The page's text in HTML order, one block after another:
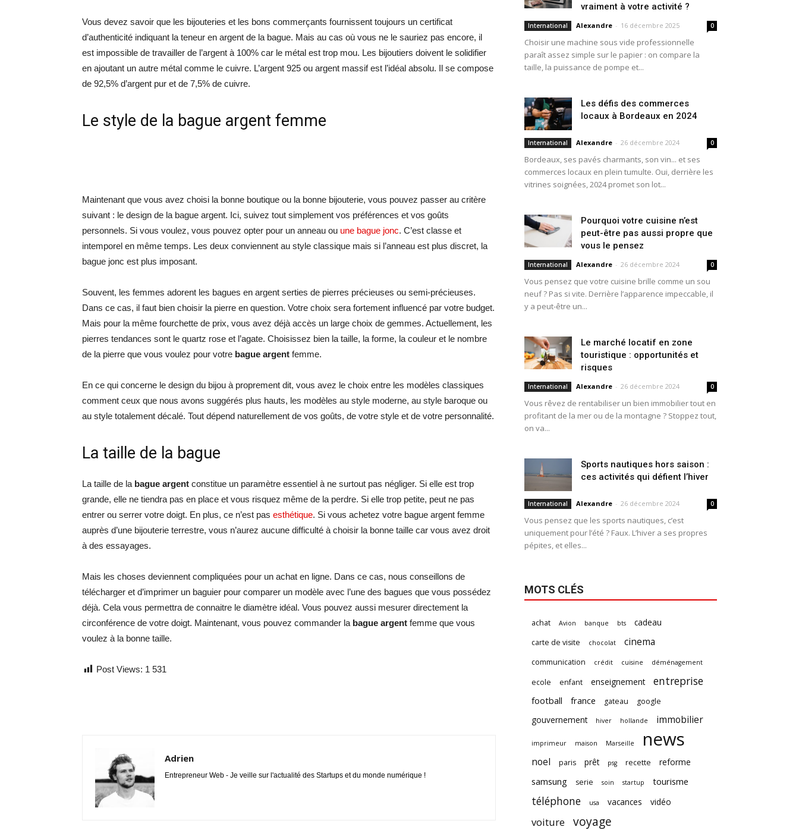
Vous devez savoir que les bijouteries et les bons commerçants fournissent toujours un certificat
d’authenticité indiquant la teneur en argent de la bague. Mais au cas où vous ne le sauriez pas encore, il
est impossible de travailler de l’argent à 100% car le métal est trop mou. Les bijoutiers doivent le solidifier
en ajoutant un autre métal comme le cuivre. L’argent 925 ou argent massif est l’idéal absolu. Il se compose
de 92,5% d’argent pur et de 7,5% de cuivre.
Le style de la bague argent femme
Maintenant que vous avez choisi la bonne boutique ou la bonne bijouterie, vous pouvez passer au critère
suivant : le design de la bague argent. Ici, suivez tout simplement vos préférences et vos goûts
personnels. Si vous voulez, vous pouvez opter pour un anneau ou une bague jonc. C’est classe et
intemporel en même temps. Les deux conviennent au style classique mais si l’anneau est plus discret, la
bague jonc est plus imposant.
Souvent, les femmes adorent les bagues en argent serties de pierres précieuses ou semi-précieuses.
Dans ce cas, il faut bien choisir la pierre en question. Votre choix sera fortement influencé par votre budget.
Mais pour la même fourchette de prix, vous avez déjà accès un large choix de gemmes. Actuellement, les
pierres tendances sont le quartz rose et l’agate. Choisissez bien la taille, la forme, la couleur et le nombre
de la pierre que vous voulez pour votre bague argent femme.
En ce qui concerne le design du bijou à proprement dit, vous avez le choix entre les modèles classiques
comment ceux que nous avons suggérés plus hauts, les modèles au style moderne, au style baroque ou
au style totalement décalé. Tout dépend naturellement de vos goûts, de votre style et de votre personnalité.
La taille de la bague
La taille de la bague argent constitue un paramètre essentiel à ne surtout pas négliger. Si elle est trop
grande, elle ne tiendra pas en place et vous risquez même de la perdre. Si elle trop petite, peut ne pas
entrer ou serrer votre doigt. En plus, ce n’est pas esthétique. Si vous achetez votre bague argent femme
auprès d’une bijouterie terrestre, vous n’aurez aucune difficulté à choisir la bonne taille car vous avez droit
à des essayages.
Mais les choses deviennent compliquées pour un achat en ligne. Dans ce cas, nous conseillons de
télécharger et d’imprimer un baguier pour comparer un modèle avec l’une des bagues que vous possédez
déjà. Cela vous permettra de connaitre le diamètre idéal. Vous pouvez aussi mesurer directement la
circonférence de votre doigt. Maintenant, vous pouvez commander la bague argent femme que vous
voulez à la bonne taille.
Post Views: 1 531
Adrien
Entrepreneur Web - Je veille sur l'actualité des Startups et du monde numérique !
vraiment à votre activité ?
International Alexandre - 16 décembre 2025 0
Choisir une machine sous vide professionnelle
paraît assez simple sur le papier : on compare la
taille, la puissance de pompe et...
Les défis des commerces
locaux à Bordeaux en 2024
International Alexandre - 26 décembre 2024 0
Bordeaux, ses pavés charmants, son vin... et ses
commerces locaux en plein tumulte. Oui, derrière les
vitrines soignées, 2024 promet son lot...
Pourquoi votre cuisine n’est
peut-être pas aussi propre que
vous le pensez
International Alexandre - 26 décembre 2024 0
Vous pensez que votre cuisine brille comme un sou
neuf ? Pas si vite. Derrière l’apparence impeccable, il
y a peut-être un...
Le marché locatif en zone
touristique : opportunités et
risques
International Alexandre - 26 décembre 2024 0
Vous rêvez de rentabiliser un bien immobilier tout en
profitant de la mer ou de la montagne ? Stoppez tout,
on va...
Sports nautiques hors saison :
ces activités qui défient l’hiver
International Alexandre - 26 décembre 2024 0
Vous pensez que les sports nautiques, c’est
uniquement pour l’été ? Faux. L’hiver a ses propres
pépites, et elles...
MOTS CLÉS
achat Avion banque bts cadeau
carte de visite chocolat cinema
communication crédit cuisine déménagement
ecole enfant enseignement entreprise
football france gateau google
gouvernement hiver hollande immobilier
imprimeur maison Marseille news
noel paris prêt psg recette reforme
samsung serie soin startup tourisme
téléphone usa vacances vidéo
voiture voyage